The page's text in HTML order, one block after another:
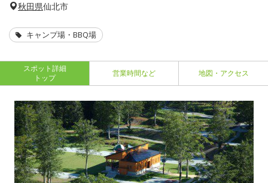
秋田県仙北市
キャンプ場・BBQ場
スポット詳細
トップ
営業時間など 地図・アクセス